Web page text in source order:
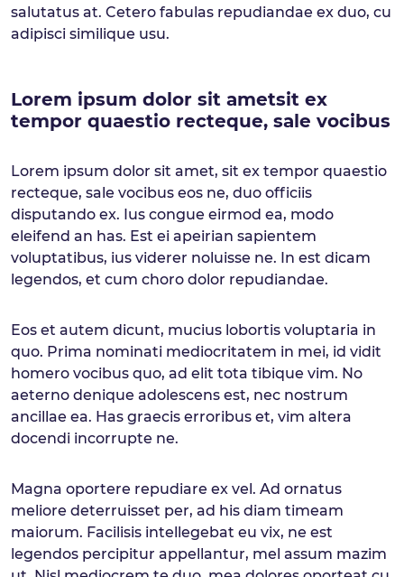
salutatus at. Cetero fabulas repudiandae ex duo, cu
adipisci similique usu.
Lorem ipsum dolor sit ametsit ex
tempor quaestio recteque, sale vocibus
Lorem ipsum dolor sit amet, sit ex tempor quaestio
recteque, sale vocibus eos ne, duo officiis
disputando ex. Ius congue eirmod ea, modo
eleifend an has. Est ei apeirian sapientem
voluptatibus, ius viderer noluisse ne. In est dicam
legendos, et cum choro dolor repudiandae.
Eos et autem dicunt, mucius lobortis voluptaria in
quo. Prima nominati mediocritatem in mei, id vidit
homero vocibus quo, ad elit tota tibique vim. No
aeterno denique adolescens est, nec nostrum
ancillae ea. Has graecis erroribus et, vim altera
docendi incorrupte ne.
Magna oportere repudiare ex vel. Ad ornatus
meliore deterruisset per, ad his diam timeam
maiorum. Facilisis intellegebat eu vix, ne est
legendos percipitur appellantur, mel assum mazim